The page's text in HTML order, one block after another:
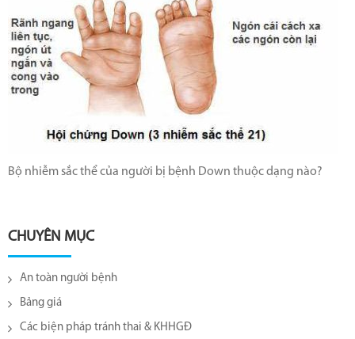
Bộ nhiễm sắc thể của người bị bệnh Down thuộc dạng nào?
CHUYÊN MỤC
An toàn người bệnh
Bảng giá
Các biện pháp tránh thai & KHHGĐ